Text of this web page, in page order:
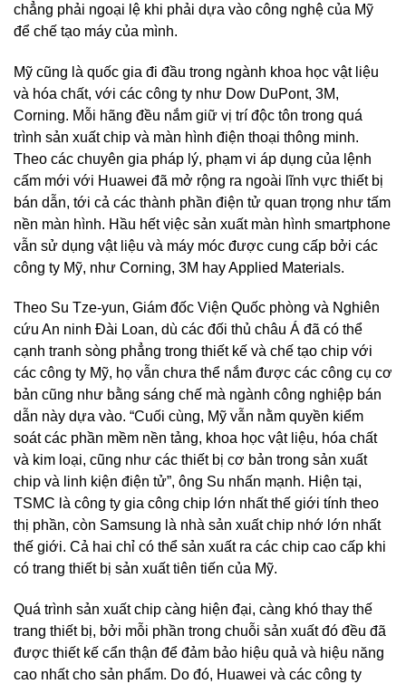
chẳng phải ngoại lệ khi phải dựa vào công nghệ của Mỹ
để chế tạo máy của mình.
Mỹ cũng là quốc gia đi đầu trong ngành khoa học vật liệu
và hóa chất, với các công ty như Dow DuPont, 3M,
Corning. Mỗi hãng đều nắm giữ vị trí độc tôn trong quá
trình sản xuất chip và màn hình điện thoại thông minh.
Theo các chuyên gia pháp lý, phạm vi áp dụng của lệnh
cấm mới với Huawei đã mở rộng ra ngoài lĩnh vực thiết bị
bán dẫn, tới cả các thành phần điện tử quan trọng như tấm
nền màn hình. Hầu hết việc sản xuất màn hình smartphone
vẫn sử dụng vật liệu và máy móc được cung cấp bởi các
công ty Mỹ, như Corning, 3M hay Applied Materials.
Theo Su Tze-yun, Giám đốc Viện Quốc phòng và Nghiên
cứu An ninh Đài Loan, dù các đối thủ châu Á đã có thể
cạnh tranh sòng phẳng trong thiết kế và chế tạo chip với
các công ty Mỹ, họ vẫn chưa thể nắm được các công cụ cơ
bản cũng như bằng sáng chế mà ngành công nghiệp bán
dẫn này dựa vào. “Cuối cùng, Mỹ vẫn nằm quyền kiểm
soát các phần mềm nền tảng, khoa học vật liệu, hóa chất
và kim loại, cũng như các thiết bị cơ bản trong sản xuất
chip và linh kiện điện tử”, ông Su nhấn mạnh. Hiện tại,
TSMC là công ty gia công chip lớn nhất thế giới tính theo
thị phần, còn Samsung là nhà sản xuất chip nhớ lớn nhất
thế giới. Cả hai chỉ có thể sản xuất ra các chip cao cấp khi
có trang thiết bị sản xuất tiên tiến của Mỹ.
Quá trình sản xuất chip càng hiện đại, càng khó thay thế
trang thiết bị, bởi mỗi phần trong chuỗi sản xuất đó đều đã
được thiết kế cẩn thận để đảm bảo hiệu quả và hiệu năng
cao nhất cho sản phẩm. Do đó, Huawei và các công ty